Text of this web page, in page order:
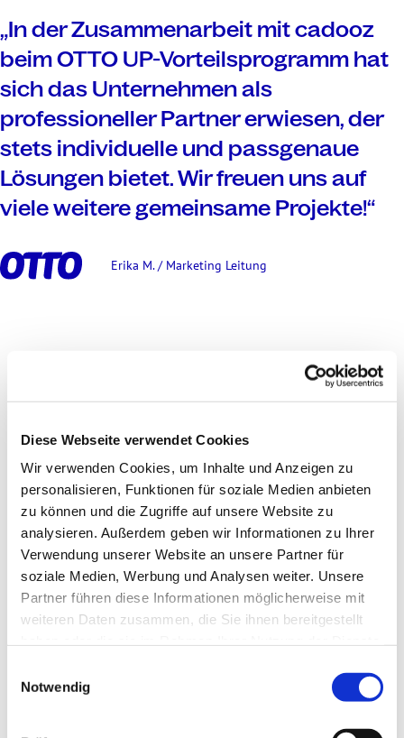
Diese Webseite verwendet Cookies
Wir verwenden Cookies, um Inhalte und Anzeigen zu
personalisieren, Funktionen für soziale Medien anbieten
zu können und die Zugriffe auf unsere Website zu
analysieren. Außerdem geben wir Informationen zu Ihrer
Verwendung unserer Website an unsere Partner für
soziale Medien, Werbung und Analysen weiter. Unsere
Partner führen diese Informationen möglicherweise mit
weiteren Daten zusammen, die Sie ihnen bereitgestellt
Notwendig
„In der Zusammenarbeit mit cadooz
beim OTTO UP-Vorteilsprogramm hat
sich das Unternehmen als
professioneller Partner erwiesen, der
stets individuelle und passgenaue
Lösungen bietet. Wir freuen uns auf
viele weitere gemeinsame Projekte!“
Erika M. / Marketing Leitung
Unternehmen?
Teilen zufriedene Kunden positive Erfahrungen,
entsteht ein Vertrauensvorschuss, den keine
Werbeanzeige der Welt liefern kann. Und genau hier
setzt die Strategie hinter erfolgreichen
Empfehlungsprogrammen an: Sie machen aus
Wachstum, mit dem man planen kann.
Anders als viele klassische Marketingmaßnahmen